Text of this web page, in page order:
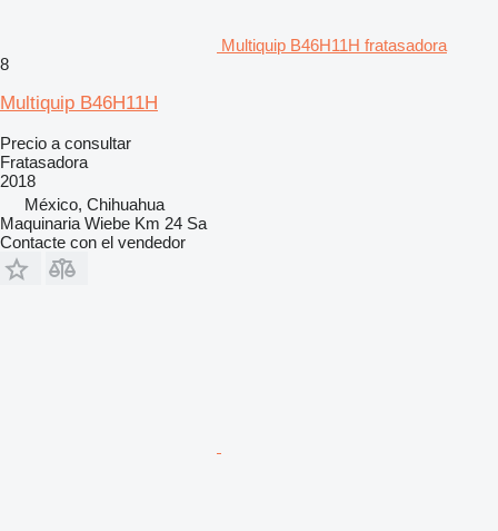
Multiquip B46H11H fratasadora
8
Multiquip B46H11H
Precio a consultar
Fratasadora
2018
México, Chihuahua
Maquinaria Wiebe Km 24 Sa
Contacte con el vendedor